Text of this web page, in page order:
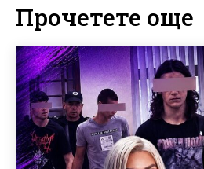
Прочетете още